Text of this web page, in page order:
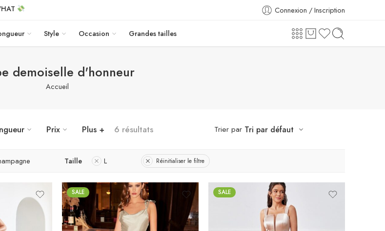
Connexion / Inscription
Style Occasion Grandes tailles
demoiselle d'honneur
Accueil
Prix Plus + 6 résultats Trier par Tri par défaut
Taille L Réinitialiser le filtre
SALE SALE